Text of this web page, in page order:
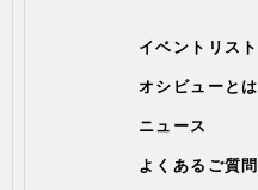
イベントリスト
オシビューとは
ニュース
よくあるご質問